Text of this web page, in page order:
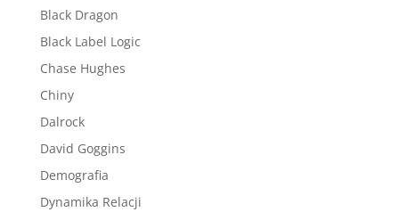
Black Dragon
Black Label Logic
Chase Hughes
Chiny
Dalrock
David Goggins
Demografia
Dynamika Relacji